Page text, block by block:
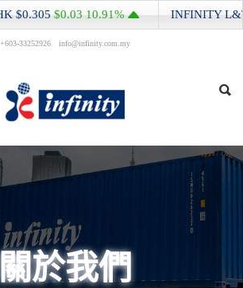
+603-33252926 info@infinity.com.my
關於我們
$0.0310.91% INFINITY L&T